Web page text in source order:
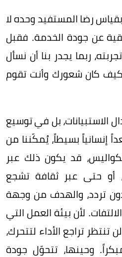
رضا المستفيد وحده لا
عن جودة الخدمة. فقبل
ربما يجدر بنا أن نسأل
كان شعورك وأنت تقوم
الاستبيانات، بل في توسيع
إنسانياً بسيطاً، يُمكّننا من
قد يكون ذلك عبر
أو حتى عبر ثقافة تشجع
تردد، والهدف من وجهة
لأن بيئة العمل التي
تراجع الأداء لتتحرك،
وحينها، تتحوّل جودة